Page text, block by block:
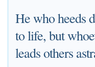
He who heeds
to life, but
leads others